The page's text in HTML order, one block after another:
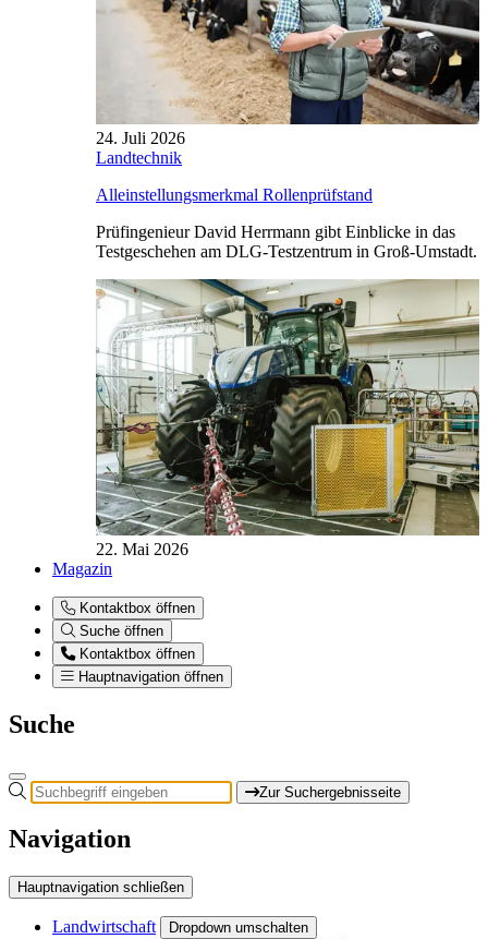
24. Juli 2026
Landtechnik
Alleinstellungsmerkmal Rollenprüfstand
Prüfingenieur David Herrmann gibt Einblicke in das
Testgeschehen am DLG-Testzentrum in Groß-Umstadt.
22. Mai 2026
Magazin
Kontaktbox öffnen
Suche öffnen
Kontaktbox öffnen
Hauptnavigation öffnen
Suche
Zur Suchergebnisseite
Navigation
Hauptnavigation schließen
Landwirtschaft Dropdown umschalten